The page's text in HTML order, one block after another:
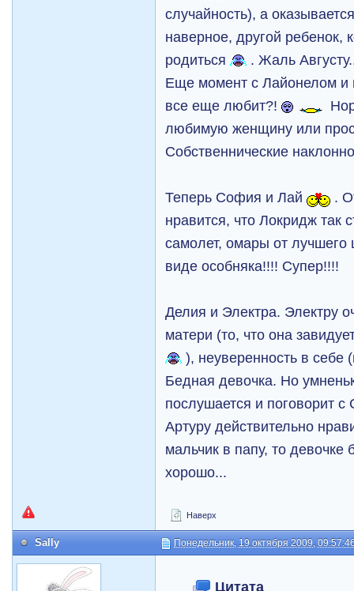
случайность), а
наверное, другой
родиться
. Жаль
Еще момент с Лайонелом и
все еще любит?!
любимую женщину или
Собственнические
Теперь София и Лай
.
нравится, что Локридж так
самолет, омары от
виде особняка!!!! Супер!!!!
Делия и Электра. Электру
матери (то, что она
), неуверенность в
Бедная девочка. Но
послушается и поговорит
Артуру действительно
мальчик в папу, то девочке
хорошо...
Наверх
Sally Понедельник, 19 октября 2009,
Цитата